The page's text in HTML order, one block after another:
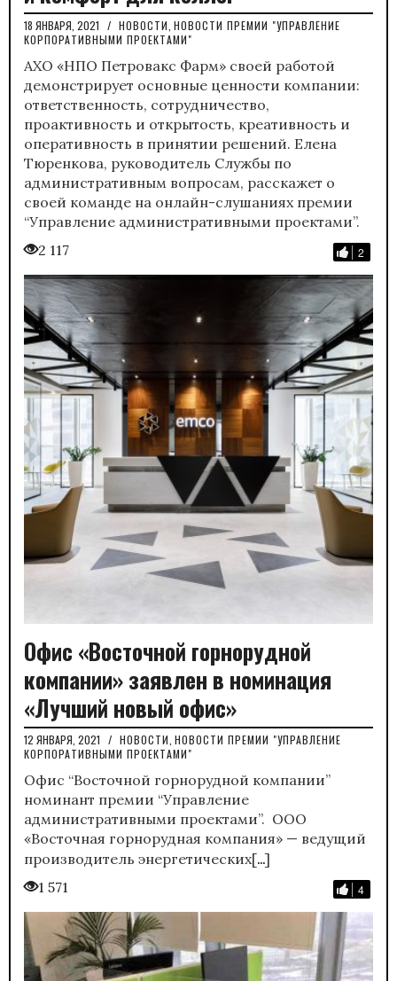
18 ЯНВАРЯ, 2021 / НОВОСТИ НОВОСТИ ПРЕМИИ "УПРАВЛЕНИЕ
КОРПОРАТИВНЫМИ ПРОЕКТАМИ"
АХО «НПО Петровакс Фарм» своей работой
демонстрирует основные ценности компании:
ответственность, сотрудничество,
проактивность и открытость, креативность и
оперативность в принятии решений. Елена
Тюренкова, руководитель Службы по
административным вопросам, расскажет о
своей команде на онлайн-слушаниях премии
“Управление административными проектами”.
2
2 117
Офис «Восточной горнорудной
компании» заявлен в номинация
«Лучший новый офис»
12 ЯНВАРЯ, 2021 / НОВОСТИ НОВОСТИ ПРЕМИИ "УПРАВЛЕНИЕ
КОРПОРАТИВНЫМИ ПРОЕКТАМИ"
Офис “Восточной горнорудной компании”
номинант премии “Управление
административными проектами”. ООО
«Восточная горнорудная компания» — ведущий
производитель энергетических[…]
4
1 571